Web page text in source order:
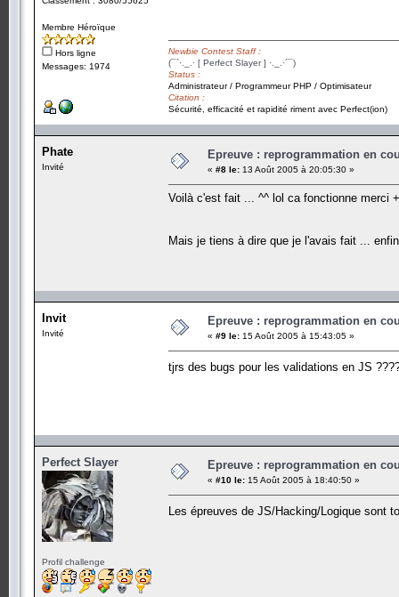
Membre Héroïque
Hors ligne
Messages: 1974
Newbie Contest Staff :
(¯`·._.· [ Perfect Slayer ] ·._.·´¯)
Status :
Administrateur / Programmeur PHP / Optimisateur
Citation :
Sécurité, efficacité et rapidité riment avec Perfect(ion)
Phate
Invité
Epreuve : reprogrammation en
« #8 le: 13 Août 2005 à 20:05:30 »
Voilà c'est fait ... ^^ lol ca fonctionne merci
Mais je tiens à dire que je l'avais fait ...
Invit
Invité
Epreuve : reprogrammation en
« #9 le: 15 Août 2005 à 15:43:05 »
tjrs des bugs pour les validations en JS
Perfect Slayer
Profil challenge
Epreuve : reprogrammation en
« #10 le: 15 Août 2005 à 18:40:50 »
Les épreuves de JS/Hacking/Logique sont